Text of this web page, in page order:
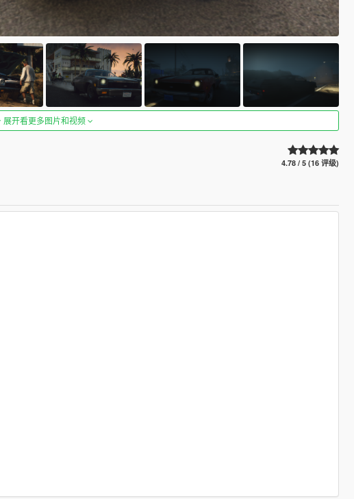
展开看更多图片和视频
4.78 / 5 (16 评级)